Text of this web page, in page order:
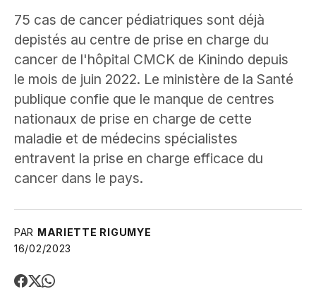
75 cas de cancer pédiatriques sont déjà
depistés au centre de prise en charge du
cancer de l'hôpital CMCK de Kinindo depuis
le mois de juin 2022. Le ministère de la Santé
publique confie que le manque de centres
nationaux de prise en charge de cette
maladie et de médecins spécialistes
entravent la prise en charge efficace du
cancer dans le pays.
PAR MARIETTE RIGUMYE
16/02/2023